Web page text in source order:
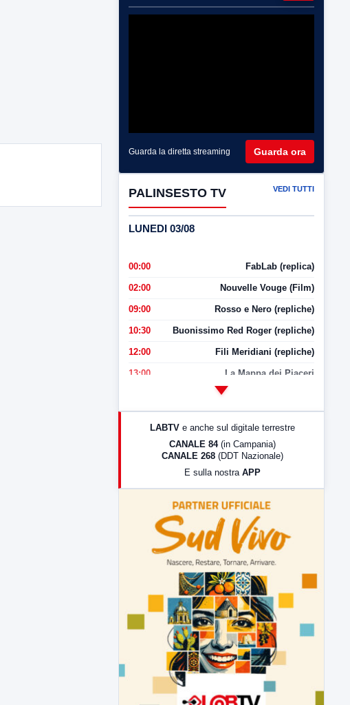
Guarda la diretta streaming Guarda ora
PALINSESTO TV VEDI TUTTI
LUNEDI 03/08
00:00 FabLab (replica)
02:00 Nouvelle Vouge (Film)
09:00 Rosso e Nero (repliche)
10:30 Buonissimo Red Roger (repliche)
12:00 Fili Meridiani (repliche)
13:00 La Mappa dei Piaceri
LabNews (Diretta)
LabNews (replica)
LABTV e anche sul digitale terrestre
CANALE 84 (in Campania)
CANALE 268 (DDT Nazionale)
E sulla nostra APP